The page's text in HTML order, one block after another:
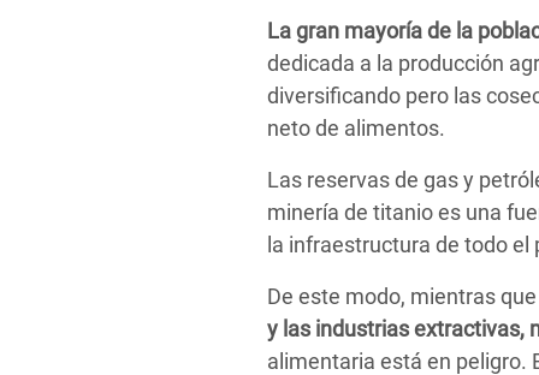
La gran mayoría de la
dedicada a la producción
diversificando pero las
neto de alimentos.
Las reservas de gas y
minería de titanio es una
la infraestructura de todo
De este modo, mientras que
y las industrias extractivas,
alimentaria está en peligro.